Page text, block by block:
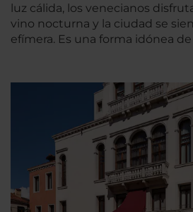
luz cálida, los venecianos
vino nocturna y la ciudad se
efímera. Es una forma idónea